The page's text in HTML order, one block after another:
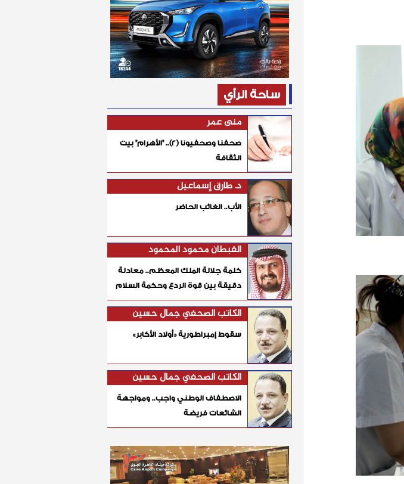
ساحة الرأي
منى عمر
صحفنا وصحفيونا (٢).. "الأهرام" بيت
الثقافة
د. طارق إسماعيل
الأب.. الغائب الحاضر
القبطان محمود المحمود
كلمة جلالة الملك المعظم.. معادلة
دقيقة بين قوة الردع وحكمة السلام
الكاتب الصحفي جمال حسين
سقوط إمبراطورية «أولاد الأكابر»
الكاتب الصحفي جمال حسين
الاصطفاف الوطني واجب.. ومواجهة
الشائعات فريضة